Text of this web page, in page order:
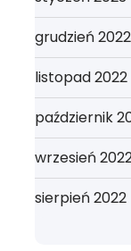
grudzień 2022
listopad 2022
październik
wrzesień
sierpień 2022